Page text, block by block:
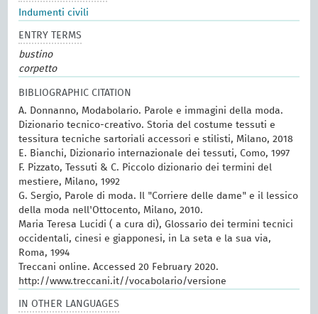
Indumenti civili
ENTRY TERMS
bustino
corpetto
BIBLIOGRAPHIC CITATION
A. Donnanno, Modabolario. Parole e immagini della moda.
Dizionario tecnico-creativo. Storia del costume tessuti e
tessitura tecniche sartoriali accessori e stilisti, Milano, 2018
E. Bianchi, Dizionario internazionale dei tessuti, Como, 1997
F. Pizzato, Tessuti & C. Piccolo dizionario dei termini del
mestiere, Milano, 1992
G. Sergio, Parole di moda. Il "Corriere delle dame" e il lessico
della moda nell'Ottocento, Milano, 2010.
Maria Teresa Lucidi ( a cura di), Glossario dei termini tecnici
occidentali, cinesi e giapponesi, in La seta e la sua via,
Roma, 1994
Treccani online. Accessed 20 February 2020.
http://www.treccani.it//vocabolario/versione
IN OTHER LANGUAGES